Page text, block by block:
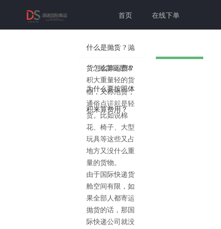
首页 在线下单
联系我们
个人中心
切换为老
版本
什么是抛货？抛
货怎么算运费？
为什么要按照体
积来算费用？
抛货就是体
积大重量轻的货
物，又称泡货，
通俗点讲就是轻
货。比如说棉
花、椅子、大型
玩具等这些又占
地方又没什么重
量的货物。
由于国际快递货
舱空间有限，如
果全部人都寄运
抛货的话，那国
际快递公司就没